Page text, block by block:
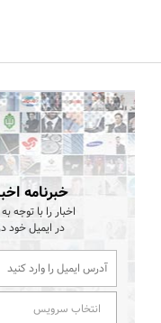
خبرنامه
اخبار را با توجه
در ایمیل خود
انتخاب سرویس